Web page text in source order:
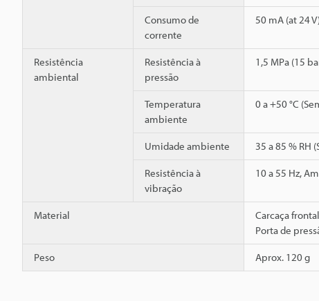
Consumo de
corrente
50 mA (at 24
Resistência
ambiental
Resistência à
pressão
1,5 MPa (15
Temperatura
ambiente
0 a +50 °C
Umidade ambiente 35 a 85 % RH
Resistência à
vibração
10 a 55 Hz,
Material
Carcaça
Porta de
Peso Aprox. 120 g